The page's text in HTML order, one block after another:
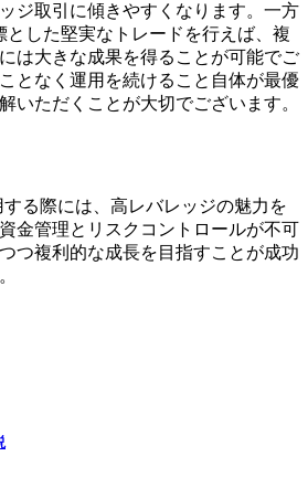
ジ取引に傾きやすくなります。一方
とした堅実なトレードを行えば、複
は大きな成果を得ることが可能でご
となく運用を続けること自体が最優
いただくことが大切でございます。
る際には、高レバレッジの魅力を
金管理とリスクコントロールが不可
つ複利的な成長を目指すことが成功